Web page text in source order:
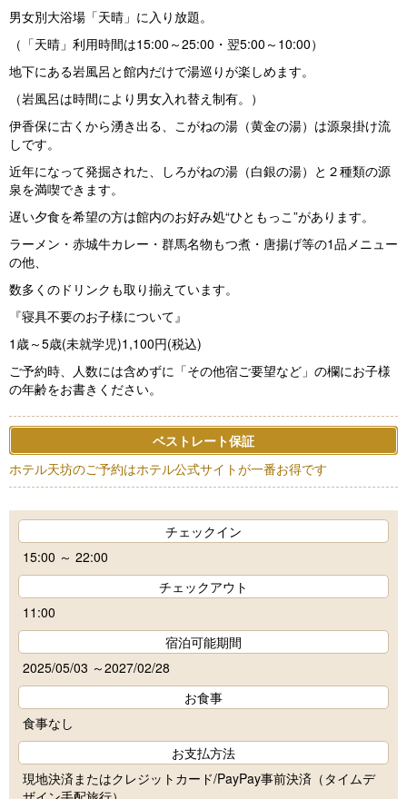
男女別大浴場「天晴」に入り放題。
（「天晴」利用時間は15:00～25:00・翌5:00～10:00）
地下にある岩風呂と館内だけで湯巡りが楽しめます。
（岩風呂は時間により男女入れ替え制有。）
伊香保に古くから湧き出る、こがねの湯（黄金の湯）は源泉掛け流
しです。
近年になって発掘された、しろがねの湯（白銀の湯）と２種類の源
泉を満喫できます。
遅い夕食を希望の方は館内のお好み処“ひともっこ”があります。
ラーメン・赤城牛カレー・群馬名物もつ煮・唐揚げ等の1品メニュー
の他、
数多くのドリンクも取り揃えています。
『寝具不要のお子様について』
1歳～5歳(未就学児)1,100円(税込)
ご予約時、人数には含めずに「その他宿ご要望など」の欄にお子様
の年齢をお書きください。
ベストレート保証
ホテル天坊のご予約はホテル公式サイトが一番お得です
チェックイン
15:00 ～ 22:00
チェックアウト
11:00
宿泊可能期間
2025/05/03 ～2027/02/28
お食事
食事なし
お支払方法
現地決済またはクレジットカード/PayPay事前決済（タイムデ